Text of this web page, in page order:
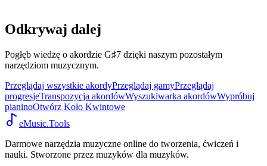
Odkrywaj dalej
Pogłęb wiedzę o akordzie G♯7 dzięki naszym pozostałym
narzędziom muzycznym.
Przeglądaj wszystkie akordyPrzeglądaj gamyPrzeglądaj
progresjeTranspozycja akordówWyszukiwarka akordówWypróbuj
pianinoOtwórz Koło Kwintowe
eMusic.Tools
Darmowe narzędzia muzyczne online do tworzenia, ćwiczeń i
nauki. Stworzone przez muzyków dla muzyków.